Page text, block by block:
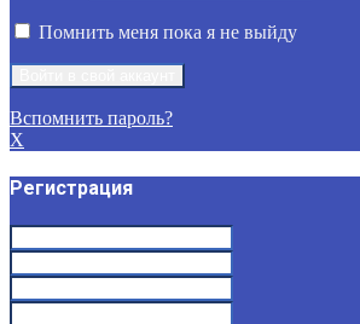
Помнить меня пока я не выйду
Вспомнить пароль?
X
Регистрация